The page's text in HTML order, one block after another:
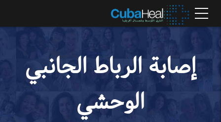
إصابة الرباط الجانبي
الوحشي